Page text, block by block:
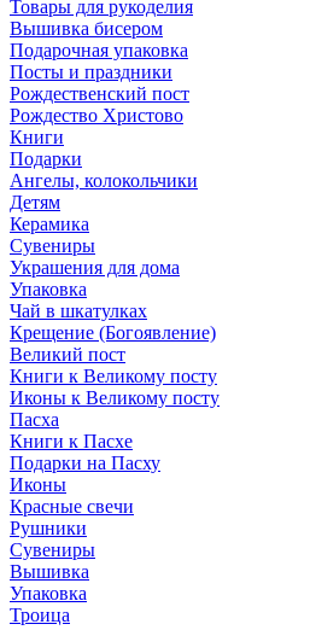
Товары для рукоделия
Вышивка бисером
Подарочная упаковка
Посты и праздники
Рождественский пост
Рождество Христово
Книги
Подарки
Ангелы, колокольчики
Детям
Керамика
Сувениры
Украшения для дома
Упаковка
Чай в шкатулках
Крещение (Богоявление)
Великий пост
Книги к Великому посту
Иконы к Великому посту
Пасха
Книги к Пасхе
Подарки на Пасху
Иконы
Красные свечи
Рушники
Сувениры
Вышивка
Упаковка
Троица